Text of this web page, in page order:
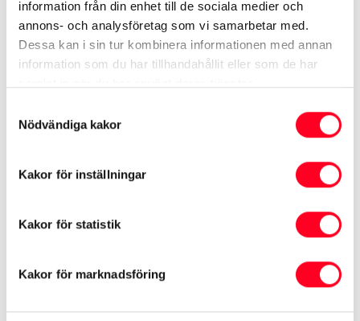
information från din enhet till de sociala medier och
annons- och analysföretag som vi samarbetar med.
Dessa kan i sin tur kombinera informationen med annan
information som du har tillhandahållit eller som de har
Nödvändiga kakor
Kakor för inställningar
Kakor för statistik
Kakor för marknadsföring
Om du inte kan betala tillbaka skulden
betalningsanmärkning. Det kan leda till
svårigheter att få hyra bostad, teckna
abonnemang och få nya lån. För stöd,